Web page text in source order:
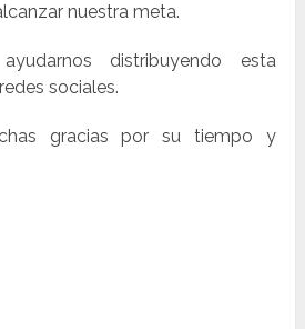
nuestra meta.
distribuyendo esta
sociales.
gracias por su tiempo y